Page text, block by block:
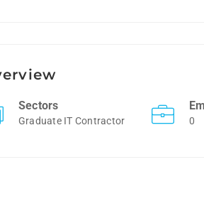
Sectors
Graduate IT Contractor 0